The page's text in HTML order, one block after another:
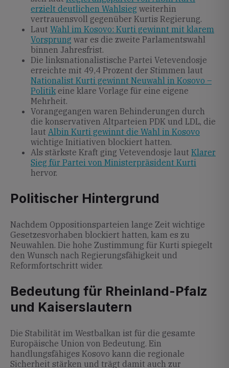
erzielt deutlichen Wahlsieg weiterhin
vertrauensvoll gegenüber Kurtis Regierung.
Laut Wahl im Kosovo: Kurti gewinnt mit klarem
Vorsprung war es die zweite Parlamentswahl
binnen Jahresfrist.
Die linksnationalistische Partei Vetevendosje
erreichte mit 49,4 Prozent der Stimmen laut
Nationalist Kurti gewinnt Neuwahl in Kosovo –
Politikeine klare Vorlage für eine eigene
Mehrheit.
Vorangegangen waren Behinderungen durch
die konservativen Altparteien PDK und LDL, die
laut Albin Kurti gewinnt die Wahl in Kosovo
wichtige Initiativen blockiert hatten.
Als stärkste Kraft ging Vetevendosje laut Klarer
Sieg für Partei von Ministerpräsident Kurti
hervor.
Politischer Hintergrund
Nachdem Oppositionsparteien lange Zeit wichtige
Gesetzesvorhaben blockiert hatten, kam es zu
Neuwahlen. Die hohe Zustimmung für Kurti spiegelt
den Wunsch nach Regierungsfähigkeit und
Reformfortschritt wider.
Bedeutung für Rheinland-Pfalz
und Kaiserslautern
Die Stabilität im Westbalkan ist für die gesamte
Europäische Union von Bedeutung. Ein
handlungsfähiges Kosovo kann die regionale
Sicherheit stärken und trägt damit auch zur